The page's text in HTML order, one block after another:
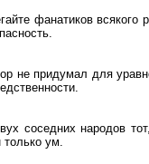
фанатиков
не придумал для
соседних народов
только ум.